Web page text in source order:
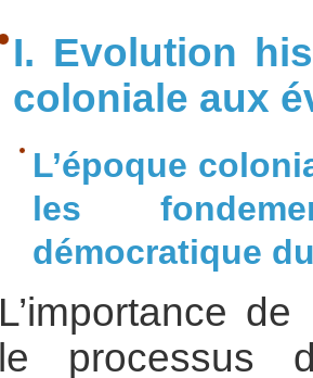
I. Evolution
coloniale aux
L’époque
les
démocratique
L’importance
le processus